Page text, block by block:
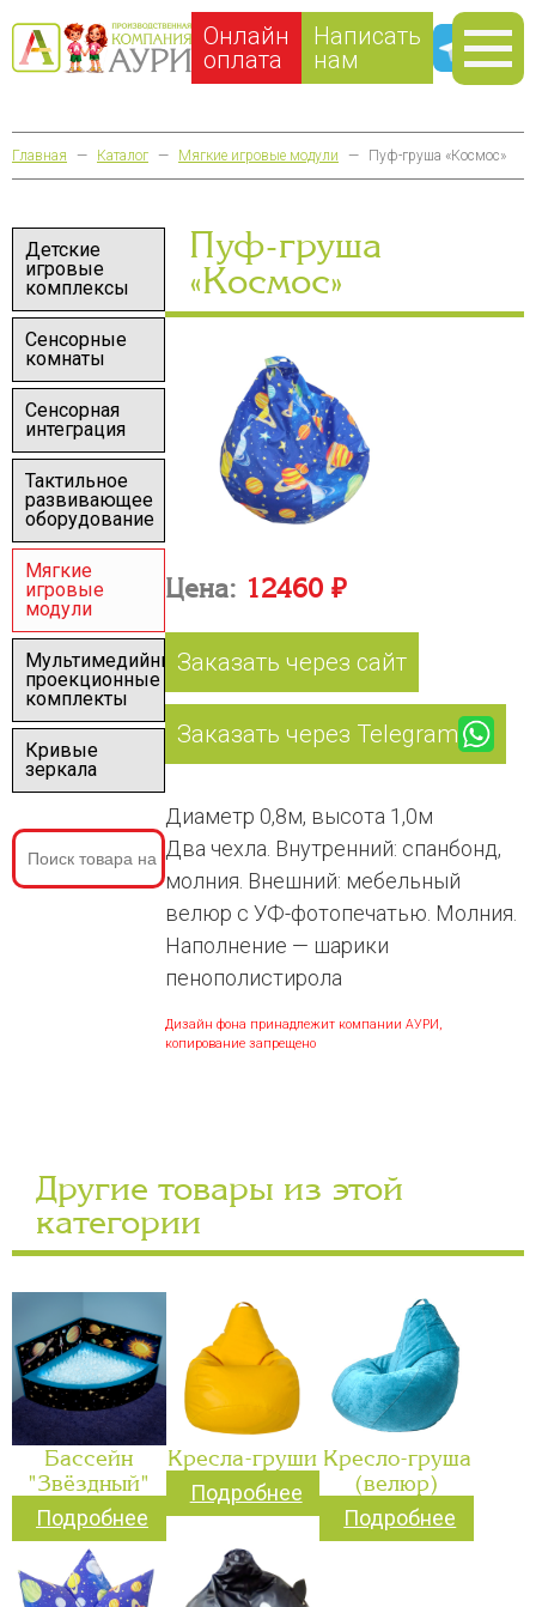
Онлайн
оплата
Написать
нам
Главная — Каталог — Мягкие игровые модули — Пуф-груша «Космос»
Детские
игровые
комплексы
Сенсорные
комнаты
Сенсорная
интеграция
Тактильное
развивающее
оборудование
Мягкие
игровые
модули
Мультимедийные
проекционные
комплекты
Кривые
зеркала
Пуф-груша
«Космос»
Цена: 12460 ₽
Заказать через сайт
Заказать через Telegram
Диаметр 0,8м, высота 1,0м
Два чехла. Внутренний: спанбонд,
молния. Внешний: мебельный
велюр с УФ-фотопечатью. Молния.
Наполнение — шарики
пенополистирола
Дизайн фона принадлежит компании АУРИ,
копирование запрещено
Другие товары из этой
категории
Бассейн
"Звёздный"
Подробнее
Кресла-груши
Подробнее
Кресло-груша
(велюр)
Подробнее